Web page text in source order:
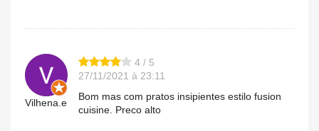
Vilhena.e
4 / 5
27/11/2021 à 23:11
Bom mas com pratos insipientes estilo fusion
cuisine. Preco alto